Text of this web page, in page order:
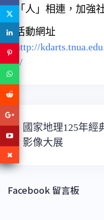
「人」相連，加強
活動網址
http://
e/
文
章
導
國家地理125年經
影像大展
Facebook 留言板